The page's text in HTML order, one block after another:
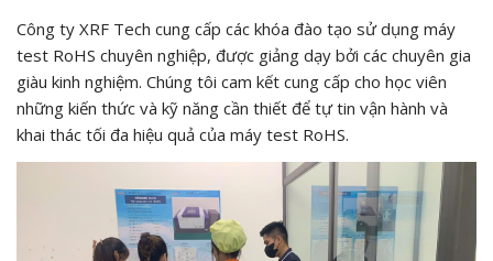
Công ty XRF Tech cung cấp các khóa đào tạo sử dụng máy
test RoHS chuyên nghiệp, được giảng dạy bởi các chuyên gia
giàu kinh nghiệm. Chúng tôi cam kết cung cấp cho học viên
những kiến thức và kỹ năng cần thiết để tự tin vận hành và
khai thác tối đa hiệu quả của máy test RoHS.